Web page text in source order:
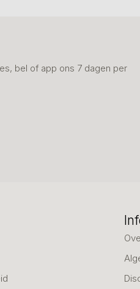
bel of app ons 7 dagen per